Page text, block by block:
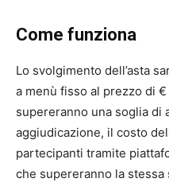
Come funziona
Lo svolgimento dell’asta
a menù fisso al prezzo di
supereranno una soglia di
aggiudicazione, il costo
partecipanti tramite
che supereranno la